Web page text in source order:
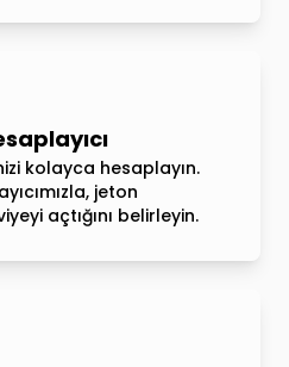
kolayca hesaplayın.
jeton
açtığını belirleyin.